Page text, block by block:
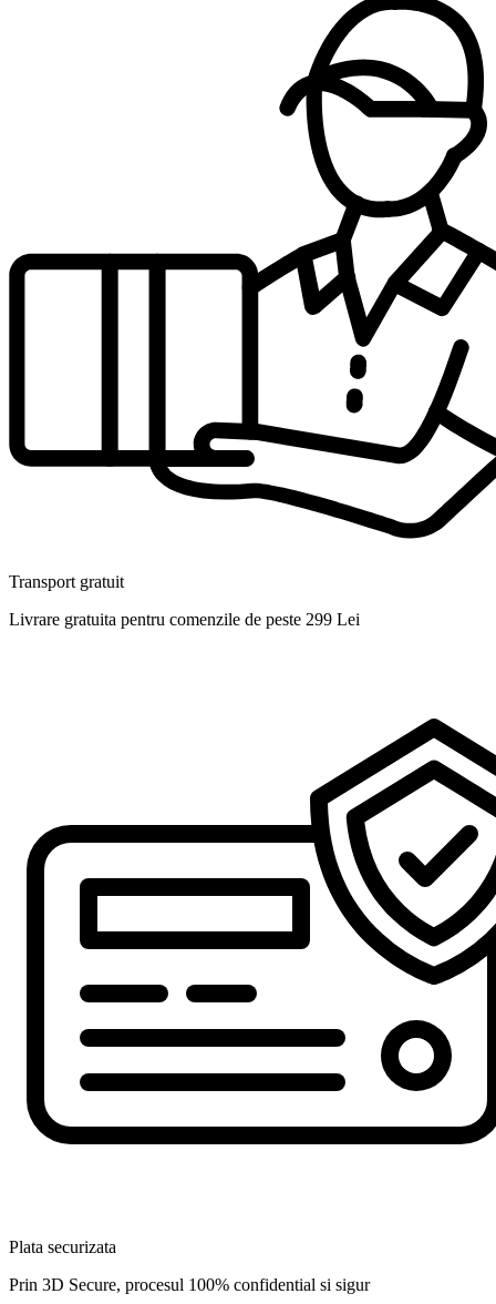
Transport gratuit
Livrare gratuita pentru comenzile de peste 299 Lei
Plata securizata
Prin 3D Secure, procesul 100% confidential si sigur